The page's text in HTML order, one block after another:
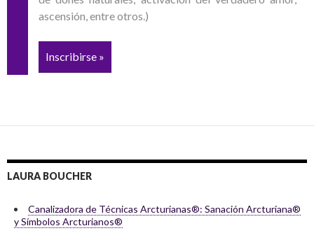
ascensión, entre otros.)
Inscribirse »
LAURA BOUCHER
Canalizadora de Técnicas Arcturianas®: Sanación Arcturiana®
y Símbolos Arcturianos®